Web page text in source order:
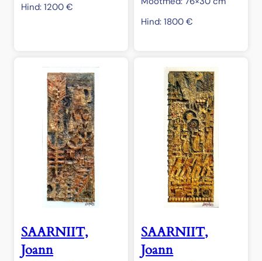
Hind: 1200 €
Hind:1800€
SAARNIIT,
Joann
SAARNIIT,
Joann